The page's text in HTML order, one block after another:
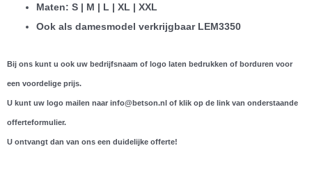
Maten: S | M | L | XL | XXL
Ook als damesmodel verkrijgbaar LEM3350
Bij ons kunt u ook uw bedrijfsnaam of logo laten bedrukken of borduren voor
een voordelige prijs.
U kunt uw logo mailen naar info@betson.nl of klik op de link van onderstaande
offerteformulier.
U ontvangt dan van ons een duidelijke offerte!